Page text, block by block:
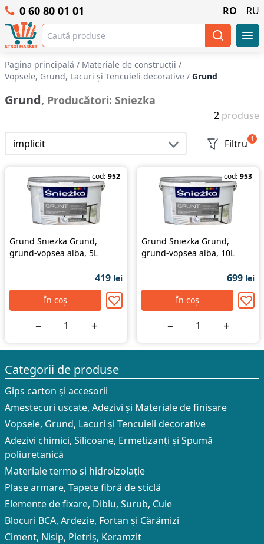
0 60 80 01 01 RO RU
Pagina principală / Materiale de construcții /
Vopsele, Grund, Lacuri și Tencuieli decorative / Grund
Grund, Producători: Sniezka
2 produse
implicit Filtru 1
cod: 952
Grund Sniezka Grund,
grund-vopsea alba, 5L
419 lei
În coș
− +
cod: 953
Grund Sniezka Grund,
grund-vopsea alba, 10L
699 lei
În coș
− +
Categorii de produse
Gips carton și accesorii
Amestecuri uscate, Adezivi şi Materiale de finisare
Vopsele, Grund, Lacuri și Tencuieli decorative
Adezivi chimici, Silicoane, Ermetizanți și Spumă
poliuretanică
Materiale termo si hidroizolație
Plase armare, Tapete fibră de sticlă
Elemente de fixare, Diblu, Surub, Cuie
Blocuri BCA, Ardezie, Fortan și Cărămizi
Ciment, Nisip, Pietriș, Keramzit